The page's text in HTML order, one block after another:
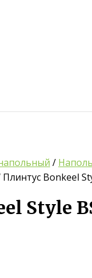
/
Плинтус Bonkeel
Style